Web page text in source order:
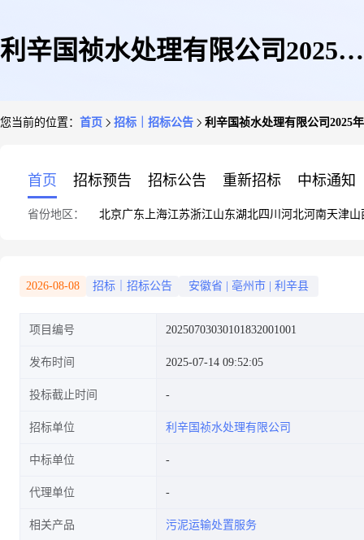
利辛国祯水处理有限公司2025年
您当前的位置： 首页 招标｜招标公告 利辛国祯水处理有限公司2025
首页 招标预告 招标公告 重新招标 中标通知
省份地区： 北京广东 上海江苏浙江山东湖北四川 河北河南天津山
2026-08-08 招标｜招标公告 安徽省 亳州市 利辛县
项目编号 20250703030101832001001
发布时间 2025-07-14 09:52:05
投标截止时间
招标单位 利辛国祯水处理有限公司
中标单位
代理单位
相关产品 污泥运输处置服务